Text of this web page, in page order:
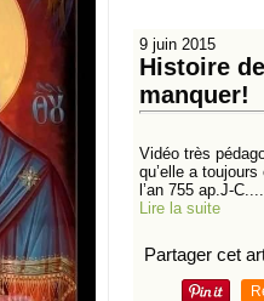
9 juin 2015
Histoire
manquer!
Vidéo très
qu’elle a
l’an 755 ap.J-C....
Lire la suite
Partager cet